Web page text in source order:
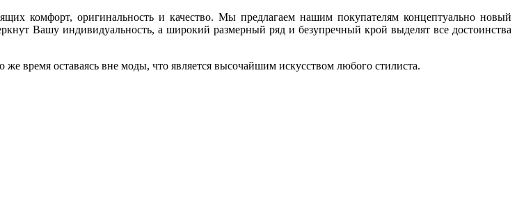
комфорт, оригинальность и качество. Мы предлагаем нашим покупателям концептуально новый
Вашу индивидуальность, а широкий размерный ряд и безупречный крой выделят все достоинства
время оставаясь вне моды, что является высочайшим искусством любого стилиста.